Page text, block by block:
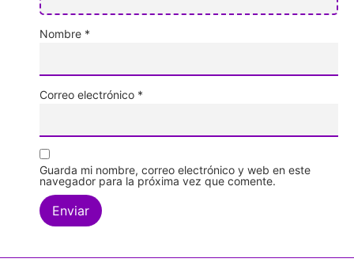
Nombre *
Correo electrónico *
Guarda mi nombre, correo electrónico y web en este
navegador para la próxima vez que comente.